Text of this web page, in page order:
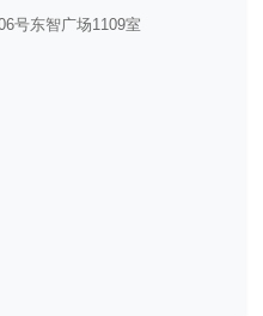
号东智广场1109室